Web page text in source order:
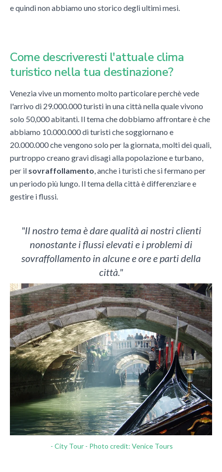
e quindi non abbiamo uno storico degli ultimi mesi.
Come descriveresti l'attuale clima
turistico nella tua destinazione?
Venezia vive un momento molto particolare perchè vede
l'arrivo di 29.000.000 turisti in una città nella quale vivono
solo 50,000 abitanti. Il tema che dobbiamo affrontare è che
abbiamo 10.000.000 di turisti che soggiornano e
20.000.000 che vengono solo per la giornata, molti dei quali,
purtroppo creano gravi disagi alla popolazione e turbano,
per il sovraffollamento, anche i turisti che si fermano per
un periodo più lungo. Il tema della città è differenziare e
gestire i flussi.
"Il nostro tema è dare qualità ai nostri clienti
nonostante i flussi elevati e i problemi di
sovraffollamento in alcune e ore e parti della
città."
- City Tour - Photo credit: Venice Tours